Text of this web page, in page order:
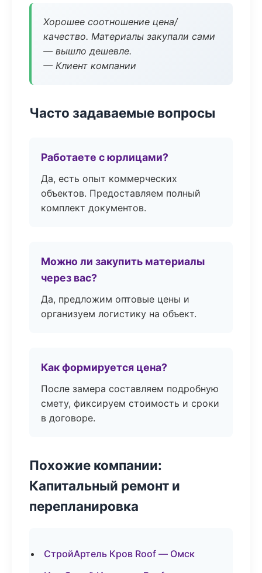
Хорошее соотношение цена/
качество. Материалы закупали сами
— вышло дешевле.
— Клиент компании
Часто задаваемые вопросы
Работаете с юрлицами?
Да, есть опыт коммерческих
объектов. Предоставляем полный
комплект документов.
Можно ли закупить материалы
через вас?
Да, предложим оптовые цены и
организуем логистику на объект.
Как формируется цена?
После замера составляем подробную
смету, фиксируем стоимость и сроки
в договоре.
Похожие компании:
Капитальный ремонт и
перепланировка
СтройАртель Кров Roof — Омск